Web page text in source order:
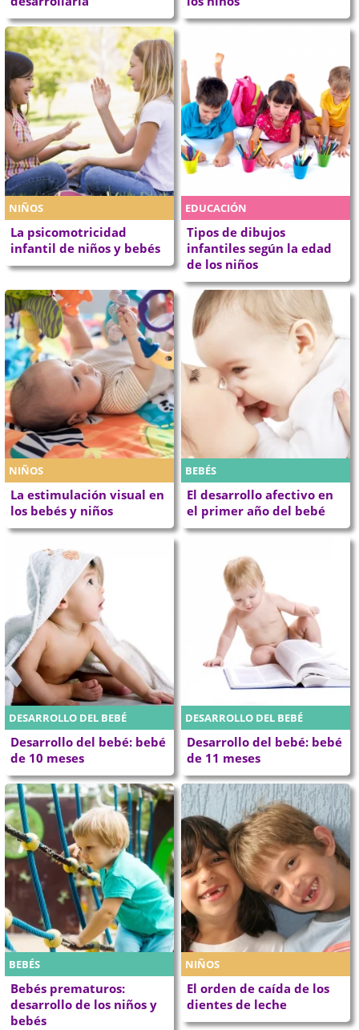
NIÑOS
La psicomotricidad
infantil de niños y bebés
EDUCACIÓN
Tipos de dibujos
infantiles según la edad
de los niños
NIÑOS
La estimulación visual en
los bebés y niños
BEBÉS
El desarrollo afectivo en
el primer año del bebé
DESARROLLO DEL BEBÉ
Desarrollo del bebé: bebé
de 10 meses
DESARROLLO DEL BEBÉ
Desarrollo del bebé: bebé
de 11 meses
BEBÉS
Bebés prematuros:
desarrollo de los niños y
bebés
NIÑOS
El orden de caída de los
dientes de leche